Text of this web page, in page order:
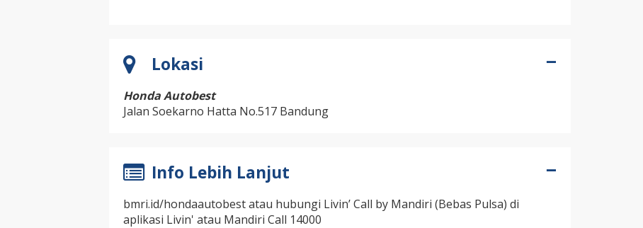
Lokasi
Honda Autobest
Jalan Soekarno Hatta No.517 Bandung
Info Lebih Lanjut
bmri.id/hondaautobest atau hubungi Livin’ Call by Mandiri (Bebas Pulsa) di
aplikasi Livin' atau Mandiri Call 14000